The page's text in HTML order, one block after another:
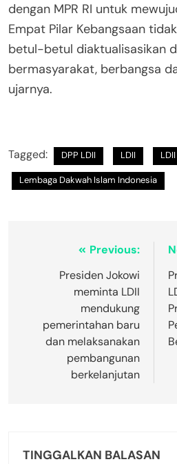
dengan MPR RI untuk
Empat Pilar Kebangsaan
betul-betul diaktualisasikan
bermasyarakat, berbangsa
ujarnya.
Tagged: DPP LDII LDII
Lembaga Dakwah Islam Indonesia
Previous:
Presiden Jokowi
meminta LDII
mendukung
pemerintahan baru
dan melaksanakan
pembangunan
berkelanjutan
TINGGALKAN BALASAN